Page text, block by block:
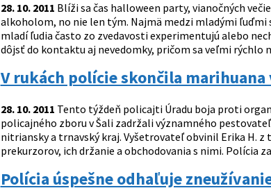
28. 10. 2011 Blíži sa čas halloween party, vianočných
alkoholom, no nie len tým. Najmä medzi mladými ľuďmi
mladí ľudia často zo zvedavosti experimentujú alebo
dôjsť do kontaktu aj nevedomky, pričom sa veľmi
V rukách polície skončila
28. 10. 2011 Tento týždeň policajti Úradu boja proti
policajného zboru v Šali zadržali významného
nitriansky a trnavský kraj. Vyšetrovateľ obvinil Erika H.
prekurzorov, ich držanie a obchodovania s nimi. Polícia
Polícia úspešne odhaľuje